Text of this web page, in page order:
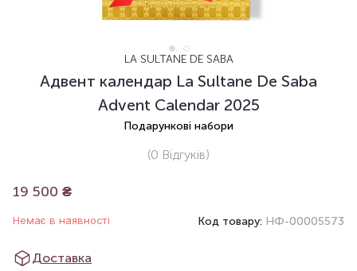
LA SULTANE DE SABA
Адвент календар La Sultane De Saba
Advent Calendar 2025
Подарункові набори
(0 Відгуків)
19 500 ₴
Немає в наявності Код товару: НФ-00005573
Доставка